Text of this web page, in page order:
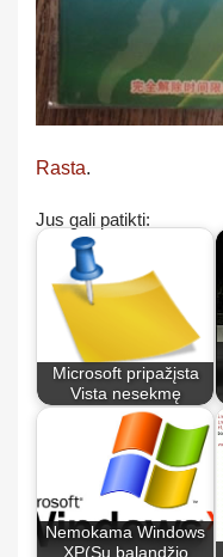
Rasta.
Jus gali patikti:
Microsoft pripažįsta
Vista nesekmę
Nemokama Windows
XP(Su balandžio